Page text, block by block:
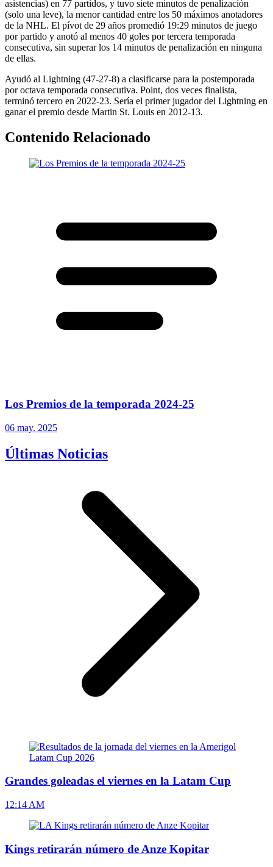
asistencias) en 77 partidos, y tuvo siete minutos de penalización
(solo una leve), la menor cantidad entre los 50 máximos anotadores
de la NHL. El pívot de 29 años promedió 19:29 minutos de juego
por partido y anotó al menos 40 goles por tercera temporada
consecutiva, sin superar los 14 minutos de penalización en ninguna
de ellas.
Ayudó al Lightning (47-27-8) a clasificarse para la postemporada
por octava temporada consecutiva. Point, dos veces finalista,
terminó tercero en 2022-23. Sería el primer jugador del Lightning en
ganar el premio desde Martin St. Louis en 2012-13.
Contenido Relacionado
Los Premios de la temporada 2024-25
06 may. 2025
Últimas Noticias
Grandes goleadas el viernes en la Latam Cup
12:14 AM
Kings retirarán número de Anze Kopitar